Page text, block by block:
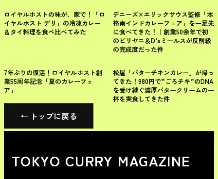
レトルト
ロイヤルホストの味が、家で！「ロ
イヤルホスト デリ」の冷凍カレー
＆タイ料理を食べ比べてみた
チェーン店
デニーズ×エリックサウス監修「本
格南インドカレーフェア」を一足先
に食べてきた！｜創業50余年で初
のビリヤニ＆D’sミールスが反則級
の完成度だった件
チェーン店
7年ぶりの復活！ロイヤルホスト創
業55周年記念「夏のカレーフェ
ア」
チェーン店
松屋「バターチキンカレー」が帰っ
てきた！980円で”ごろチキ”のDNA
を受け継ぐ濃厚バタークリームの一
杯を実食してきた件
← トップに戻る
TOKYO CURRY MAGAZINE